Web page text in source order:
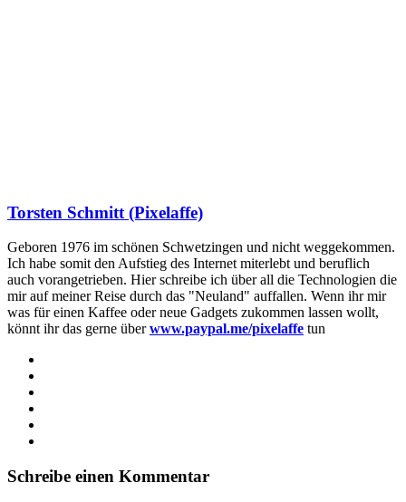
Torsten Schmitt (Pixelaffe)
Geboren 1976 im schönen Schwetzingen und nicht weggekommen.
Ich habe somit den Aufstieg des Internet miterlebt und beruflich
auch vorangetrieben. Hier schreibe ich über all die Technologien die
mir auf meiner Reise durch das "Neuland" auffallen. Wenn ihr mir
was für einen Kaffee oder neue Gadgets zukommen lassen wollt,
könnt ihr das gerne überwww.paypal.me/pixelaffe tun
Schreibe einen Kommentar